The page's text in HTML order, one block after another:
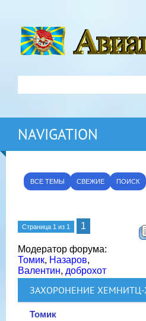
NAVIGATION
ВСЕ ТЕМЫ СВЕЖИЕ ПОИСК
Страница 1 из 1 1
Модератор форума:
Томик, Назаров,
Валентин, доброхот
ЗАХОРОНЕНИЕ ХЕМНИТЦ-
Томик